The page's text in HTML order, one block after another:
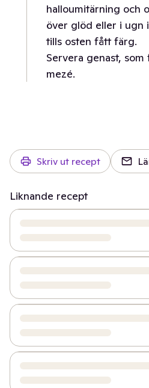
halloumitärning och
över glöd eller i ugn
tills osten fått färg.
Servera genast,
mezé.
Skriv ut recept
Liknande recept